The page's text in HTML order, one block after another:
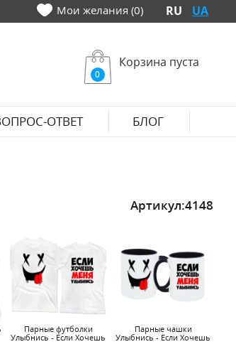
Мои желания (0) RU UA
0
Корзина пуста
ОТВЕТ БЛОГ
Артикул:4148
Парные футболки
Улыбнись - Если Хочешь
Парные чашки
Улыбнись - Если Хочешь